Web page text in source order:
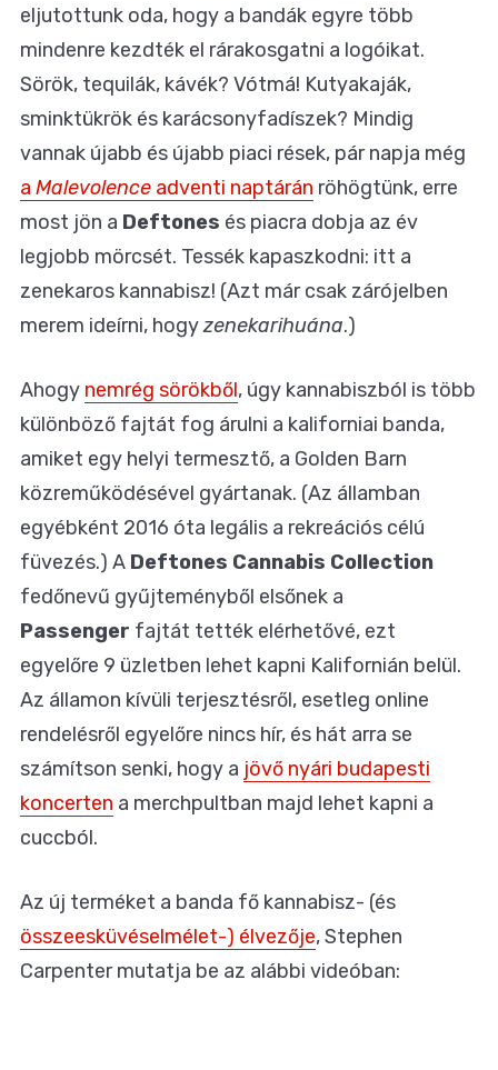
eljutottunk oda, hogy a bandák egyre több
mindenre kezdték el rárakosgatni a logóikat.
Sörök, tequilák, kávék? Vótmá! Kutyakaják,
sminktükrök és karácsonyfadíszek? Mindig
vannak újabb és újabb piaci rések, pár napja még
a Malevolence adventi naptárán röhögtünk, erre
most jön a Deftones és piacra dobja az év
legjobb mörcsét. Tessék kapaszkodni: itt a
zenekaros kannabisz! (Azt már csak zárójelben
merem ideírni, hogyzenekarihuána.)
Ahogy nemrég sörökből, úgy kannabiszból is több
különböző fajtát fog árulni a kaliforniai banda,
amiket egy helyi termesztő, a Golden Barn
közreműködésével gyártanak. (Az államban
egyébként 2016 óta legális a rekreációs célú
füvezés.) A Deftones Cannabis Collection
fedőnevű gyűjteményből elsőnek a
Passenger fajtát tették elérhetővé, ezt
egyelőre 9 üzletben lehet kapni Kalifornián belül.
Az államon kívüli terjesztésről, esetleg online
rendelésről egyelőre nincs hír, és hát arra se
számítson senki, hogy a jövő nyári budapesti
koncerten a merchpultban majd lehet kapni a
cuccból.
Az új terméket a banda fő kannabisz- (és
összeesküvéselmélet-) élvezője, Stephen
Carpenter mutatja be az alábbi videóban: